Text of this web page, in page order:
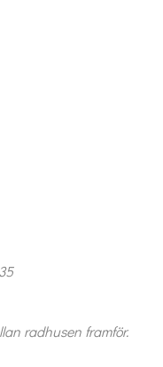
radhusen framför.